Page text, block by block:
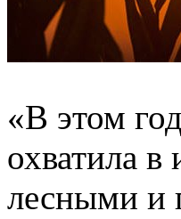
«В этом
охватила
лесными и